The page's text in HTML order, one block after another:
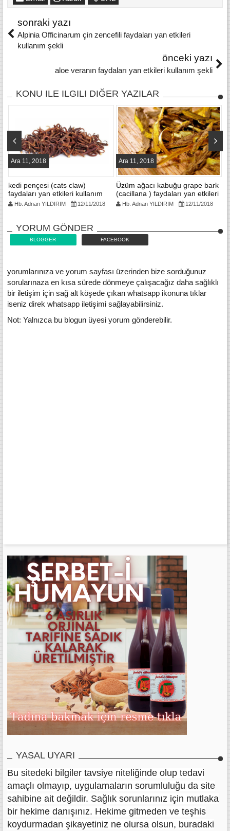
sonraki yazı
Alpinia Officinarum çin zencefili faydaları yan etkileri
kullanım şekli
önceki yazı
aloe veranın faydaları yan etkileri kullanım şekli
KONU ILE ILGILI DIĞER YAZILAR
Ara 11, 2018
kedi pençesi (cats claw)
faydaları yan etkileri kullanım
şekliHb. Adnan YILDIRIM 12/11/2018
Ara 11, 2018
Üzüm ağacı kabuğu grape bark
(cacillana ) faydaları yan etkileri
kullanım şekli
Hb. Adnan YILDIRIM 12/11/2018
YORUM GÖNDER
BLOGGER FACEBOOK
yorumlarınıza ve yorum sayfası üzerinden bize sorduğunuz
sorularınaza en kısa sürede dönmeye çalışacağız daha sağlıklı
bir iletişim için sağ alt köşede çıkan whatsapp ikonuna tıklar
iseniz direk whatsapp iletişimi sağlayabilirsiniz.
Not: Yalnızca bu blogun üyesi yorum gönderebilir.
YASAL UYARI
Bu sitedeki bilgiler tavsiye niteliğinde olup tedavi
amaçlı olmayıp, uygulamaların sorumluluğu da site
sahibine ait değildir. Sağlık sorunlarınız için mutlaka
bir hekime danışınız. Hekime gitmeden ve teşhis
koydurmadan şikayetiniz ne olursa olsun, buradaki